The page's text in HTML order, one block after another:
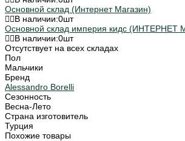
Основной склад (Интернет Магазин)
В наличии:0шт
Основной склад империя кидс (ИНТЕРНЕТ
В наличии:0шт
Отсутствует на всех складах
Пол
Мальчики
Бренд
Alessandro Borelli
Сезонность
Весна-Лето
Страна изготовитель
Турция
Похожие товары